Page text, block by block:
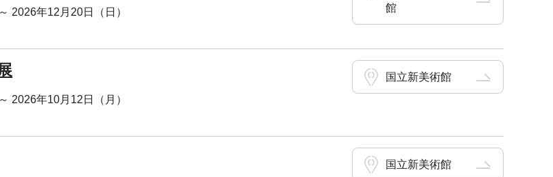
2026年12月20日（日）
館
2026年10月12日（月）
国立新美術館
国立新美術館